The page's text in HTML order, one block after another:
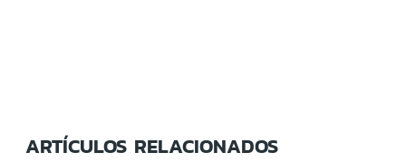
ARTÍCULOS RELACIONADOS